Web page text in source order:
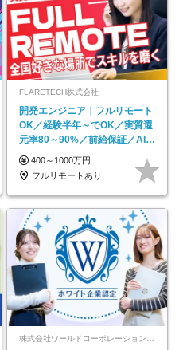
FLARETECH株式会社
開発エンジニア｜フルリモート
OK／経験半年～でOK／実質還
元率80～90%／前給保証／AI系
など最先端案件多数
400～1000万円
フルリモートあり